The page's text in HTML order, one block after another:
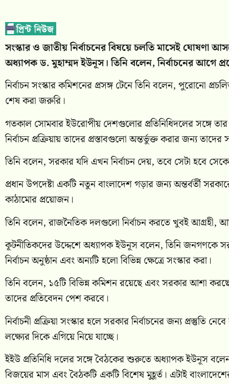
সংস্কার ও জাতীয় নির্বাচনের বিষয়ে চলতি মাসেই ঘোষণা
অধ্যাপক ড. মুহাম্মদ ইউনূস। তিনি বলেন, নির্বাচনের আগে
নির্বাচন সংস্কার কমিশনের প্রসঙ্গ টেনে তিনি বলেন, পুরোনো
শেষ করা জরুরি।
গতকাল সোমবার ইউরোপীয় দেশগুলোর প্রতিনিধিদলের সঙ্গে
নির্বাচন প্রক্রিয়ায় তাদের প্রস্তাবগুলো অন্তর্ভুক্ত করার জন্য
তিনি বলেন, সরকার যদি এখন নির্বাচন দেয়, তবে সেটা হবে
প্রধান উপদেষ্টা একটি নতুন বাংলাদেশ গড়ার জন্য অন্তর্বর্তী
কাঠামোর প্রয়োজন।
তিনি বলেন, রাজনৈতিক দলগুলো নির্বাচন করতে খুবই আগ্রহী,
কূটনীতিকদের উদ্দেশে অধ্যাপক ইউনূস বলেন, তিনি জনগণকে
নির্বাচন অনুষ্ঠান এবং অন্যটি হলো বিভিন্ন ক্ষেত্রে সংস্কার করা।
তিনি বলেন, ১৫টি বিভিন্ন কমিশন রয়েছে এবং সরকার আশা
তাদের প্রতিবেদন পেশ করবে।
নির্বাচনী প্রক্রিয়া সংস্কার হলে সরকার নির্বাচনের জন্য প্রস্তুতি
লক্ষ্যের দিকে এগিয়ে নিয়ে যাচ্ছে।
ইইউ প্রতিনিধি দলের সঙ্গে বৈঠকের শুরুতে অধ্যাপক ইউনূস
বিজয়ের মাস এবং বৈঠকটি একটি বিশেষ মুহূর্ত। এটাই